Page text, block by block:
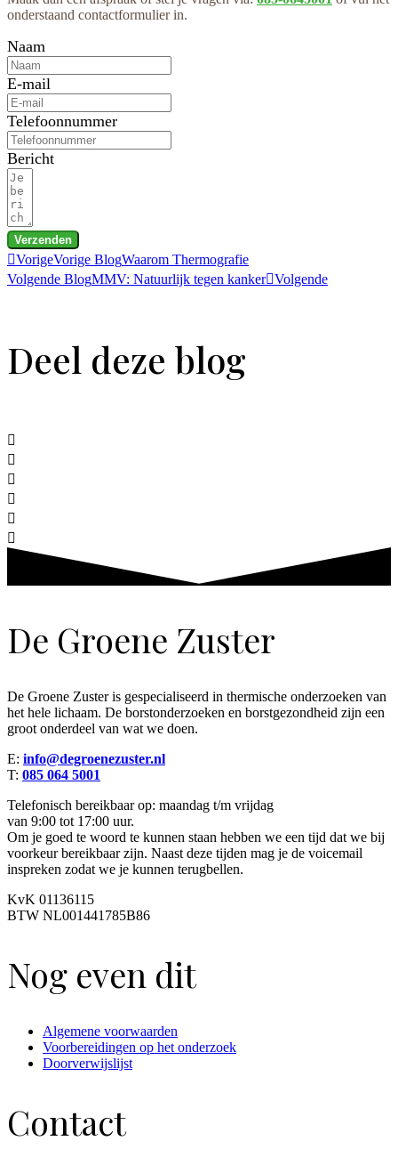
onderstaand contactformulier in.
Naam
E-mail
Telefoonnummer
Bericht
Verzenden
VorigeVorige BlogWaarom Thermografie
Volgende BlogMMV: Natuurlijk tegen kanker Volgende
Deel deze blog
De Groene Zuster
De Groene Zuster is gespecialiseerd in thermische onderzoeken van
het hele lichaam. De borstonderzoeken en borstgezondheid zijn een
groot onderdeel van wat we doen.
E: info@degroenezuster.nl
T: 085 064 5001
Telefonisch bereikbaar op: maandag t/m vrijdag
van 9:00 tot 17:00 uur.
Om je goed te woord te kunnen staan hebben we een tijd dat we bij
voorkeur bereikbaar zijn. Naast deze tijden mag je de voicemail
inspreken zodat we je kunnen terugbellen.
KvK 01136115
BTW NL001441785B86
Nog even dit
Algemene voorwaarden
Voorbereidingen op het onderzoek
Doorverwijslijst
Contact